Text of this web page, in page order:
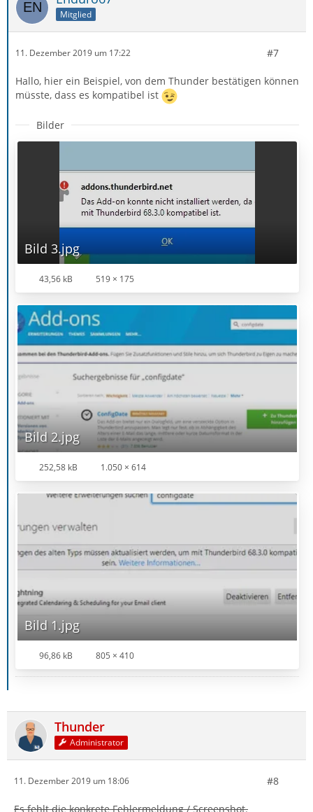
Mitglied
11. Dezember 2019 um 17:22 #7
Hallo, hier ein Beispiel, von dem Thunder bestätigen können
müsste, dass es kompatibel ist
Bilder
Bild 3.jpg
43,56 kB 519 × 175
Bild 2.jpg
252,58 kB 1.050 × 614
Bild 1.jpg
96,86 kB 805 × 410
Thunder
Administrator
11. Dezember 2019 um 18:06 #8
Es fehlt die konkrete Fehlermeldung / Screenshot.